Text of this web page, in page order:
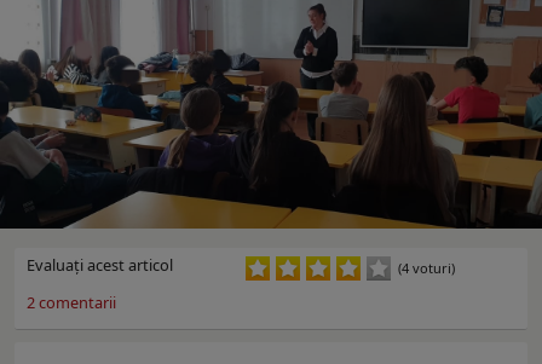
Evaluaţi acest articol (4 voturi)
2comentarii